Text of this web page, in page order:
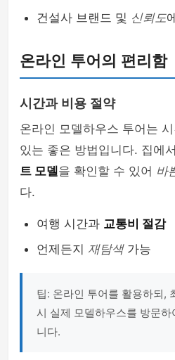
건설사 브랜드 및 신뢰도
온라인 투어의 편리함
시간과 비용 절약
온라인 모델하우스 투어는
있는 좋은 방법입니다. 집에
트 모델을 확인할 수 있어 바
다.
여행 시간과 교통비 절감
언제든지 재탐색가능
팁: 온라인 투어를 활용하되,
시 실제 모델하우스를 방문
니다.